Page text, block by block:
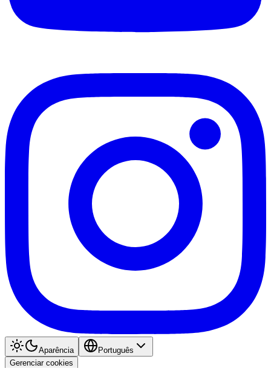
Aparência
Português
Gerenciar cookies